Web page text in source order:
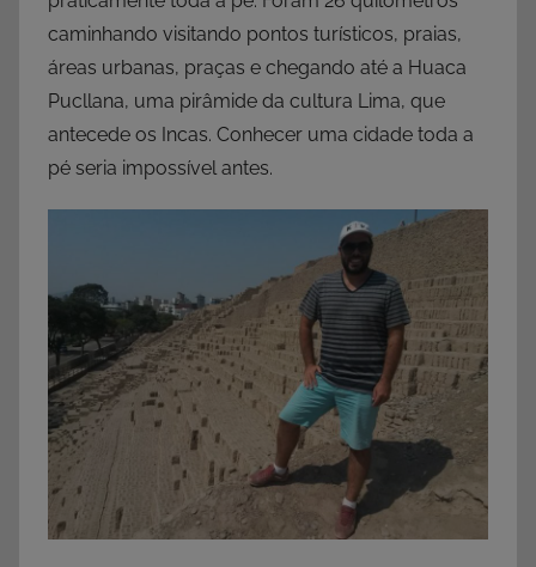
caminhando visitando pontos turísticos, praias,
áreas urbanas, praças e chegando até a Huaca
Pucllana, uma pirâmide da cultura Lima, que
antecede os Incas. Conhecer uma cidade toda a
pé seria impossível antes.